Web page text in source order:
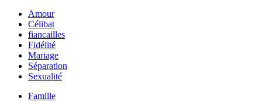
Amour
Célibat
fiancailles
Fidélité
Mariage
Séparation
Sexualité
Famille